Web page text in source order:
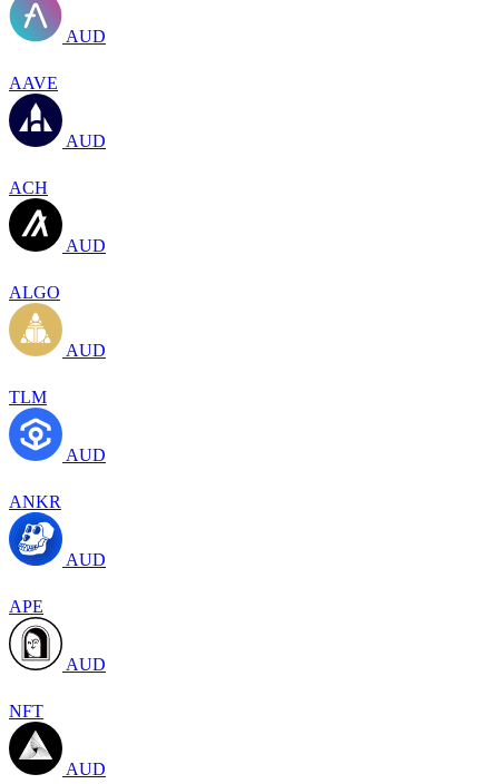
AUD
AAVE
AUD
ACH
AUD
ALGO
AUD
TLM
AUD
ANKR
AUD
APE
AUD
NFT
AUD